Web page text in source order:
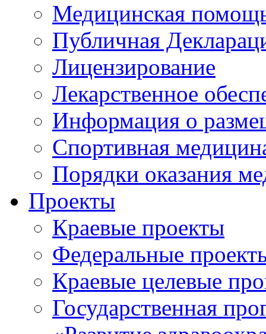
Медицинская
Публичная
Лицензирование
Лекарственное
Информация о
Спортивная
Порядки оказания
Проекты
Краевые проекты
Федеральные
Краевые целевые
Государственная